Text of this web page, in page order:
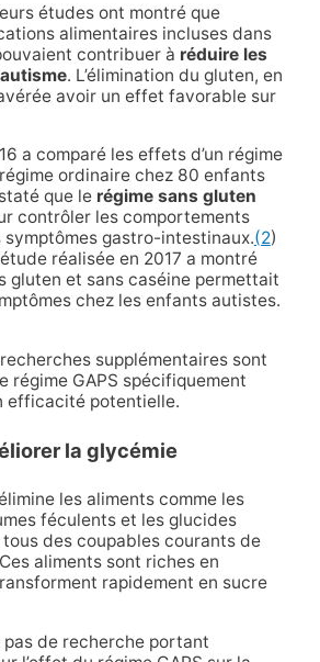
études ont montré que
alimentaires incluses dans
contribuer à réduire les
. L’élimination du gluten, en
avoir un effet favorable sur
a comparé les effets d’un régime
ordinaire chez 80 enfants
que le régime sans gluten
contrôler les comportements
gastro-intestinaux.(2)
réalisée en 2017 a montré
gluten et sans caséine permettait
chez les enfants autistes.
supplémentaires sont
régime GAPS spécifiquement
efficacité potentielle.
la glycémie
les aliments comme les
féculents et les glucides
des coupables courants de
aliments sont riches en
rapidement en sucre
pas de recherche portant